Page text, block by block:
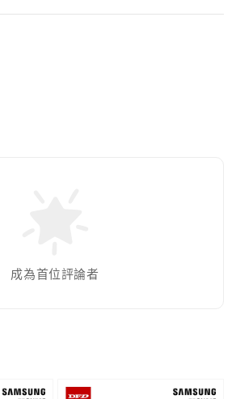
成為首位評論者